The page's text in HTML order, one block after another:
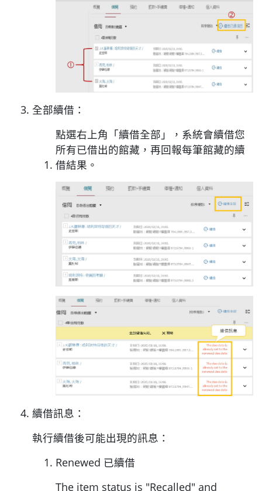
全部續借：
點選右上角「續借全部」，系統會續借您
所有已借出的館藏，再回報每筆館藏的續
借結果。
續借訊息：
執行續借後可能出現的訊息：
Renewed 已續借
The item status is "Recalled" and